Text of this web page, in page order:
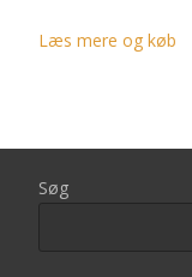
Læs mere og køb
Søg